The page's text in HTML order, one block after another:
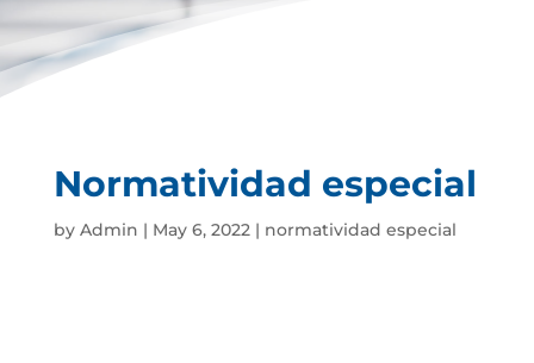
Normatividad especial
by Admin | May 6, 2022| normatividad especial